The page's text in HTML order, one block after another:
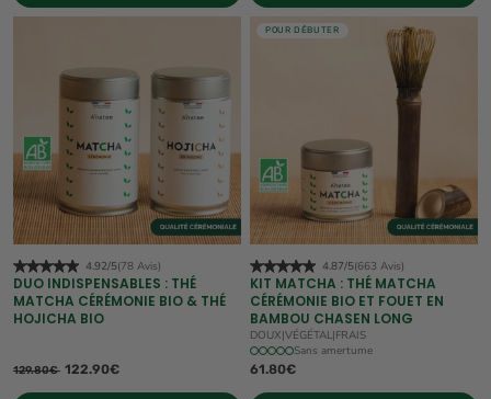
4.92/5(78 Avis)
DUO INDISPENSABLES : THÉ
MATCHA CÉRÉMONIE BIO & THÉ
HOJICHA BIO
129.80€ 122.90€
POUR DÉBUTER
4.87/5(663 Avis)
KIT MATCHA : THÉ MATCHA
CÉRÉMONIE BIO ET FOUET EN
BAMBOU CHASEN LONG
DOUX|VÉGÉTAL|FRAIS
Sans amertume
61.80€